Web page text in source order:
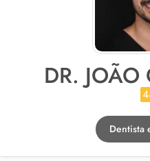
DR.
Dentista